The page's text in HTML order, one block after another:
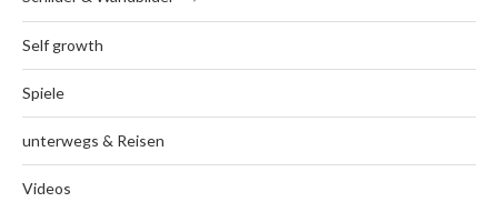
Self growth
Spiele
unterwegs & Reisen
Videos